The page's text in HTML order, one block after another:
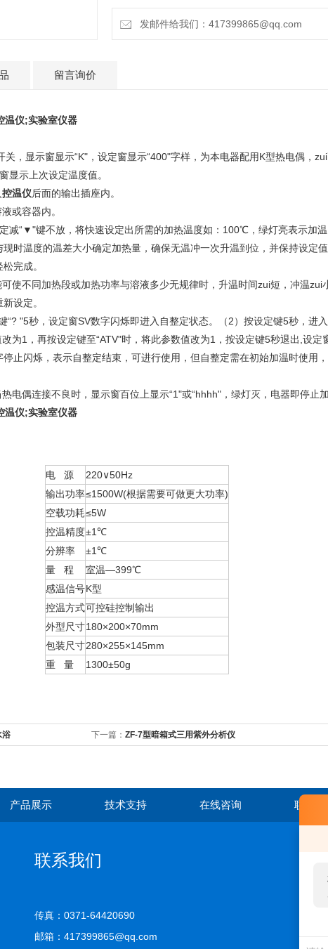
发邮件给我们：417399865@qq.com
留言询价
温仪;实验室仪器
，显示窗显示“K"，设定窗显示“400"字样，为本电器配用K型热电偶，
显示上次设定温度值。
控温仪后面的输出插座内。
或容器内。
减“▼"键不放，将快速设定出所需的加热温度如：100℃，绿灯亮表示加
现时温度的温差大小确定加热量，确保无温冲一次升温到位，并保持设定
完成。
使不同加热段或加热功率与溶液多少无规律时，升温时间zui短，冲温zui
设定。
“? "5秒，设定窗SV数字闪烁即进入自整定状态。（2）按设定键5秒，进
为1，再按设定键至“ATV"时，将此参数值改为1，按设定键5秒退出,设定
止闪烁，表示自整定结束，可进行使用，但自整定需在初始加温时使用
电偶连接不良时，显示窗百位上显示“1"或“hhhh"，绿灯灭，电器即停止加
温仪;实验室仪器
电 源
220∨50Hz
输出功率≤1500W(根据需要可做更大功率)
空载功耗≤5W
控温精度±1℃
分辨率
±1℃
量 程
室温—399℃
感温信号K型
控温方式可控硅控制输出
外型尺寸180×200×70mm
包装尺寸280×255×145mm
重 量
1300±50g
浴 下一篇： ZF-7型暗箱式三用紫外分析仪
产品展示 技术支持 在线咨询 联系我
联系我们
传真：0371-64420690
邮箱：417399865@qq.com